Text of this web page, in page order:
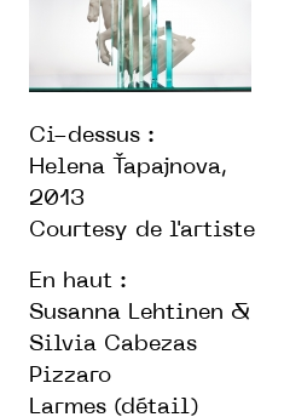
Ci-dessus :
Helena Ťapajnova,
2013
Courtesy de l'artiste
En haut :
Susanna Lehtinen &
Silvia Cabezas
Pizzaro
Larmes (détail)